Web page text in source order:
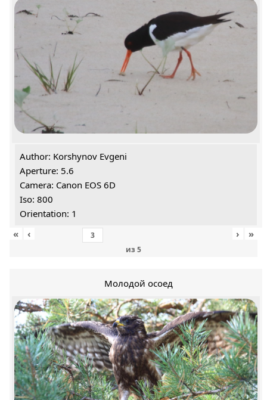
Author: Korshynov Evgeni
Aperture: 5.6
Camera: Canon EOS 6D
Iso: 800
Orientation: 1
«
‹
из 5
› »
Молодой осоед